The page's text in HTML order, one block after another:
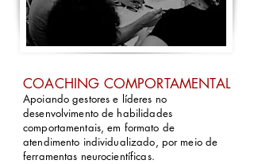
COACHING COMPORTAMENTAL
Apoiando gestores e líderes no
desenvolvimento de habilidades
comportamentais, em formato de
atendimento individualizado, por meio de
ferramentas neurocientíficas.